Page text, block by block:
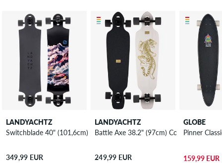
LANDYACHTZ
Switchblade 40" (101,6cm) Complete-Longboard
349,99 EUR
LANDYACHTZ
Battle Axe 38.2" (97cm) Complete-
249,99 EUR
GLOBE
Pinner
159,99 EUR